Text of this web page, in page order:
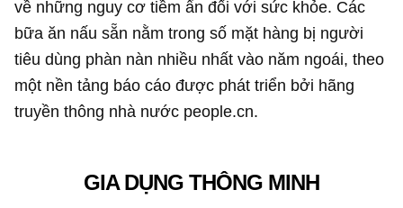
về những nguy cơ tiềm ẩn đối với sức khỏe. Các
bữa ăn nấu sẵn nằm trong số mặt hàng bị người
tiêu dùng phàn nàn nhiều nhất vào năm ngoái, theo
một nền tảng báo cáo được phát triển bởi hãng
truyền thông nhà nước people.cn.
GIA DỤNG THÔNG MINH